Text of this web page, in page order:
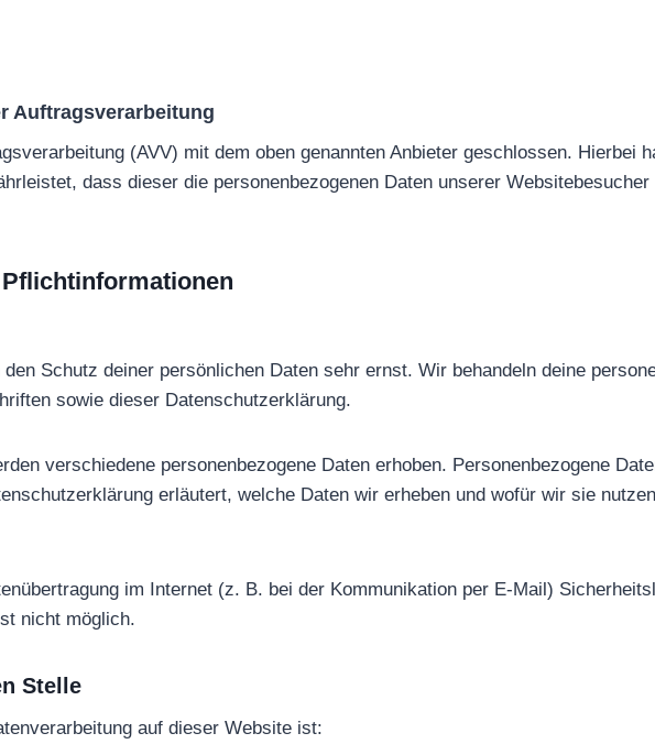
Auftragsverarbeitung
(AVV) mit dem oben genannten Anbieter geschlossen. Hierbei
dass dieser die personenbezogenen Daten unserer
Schutz deiner persönlichen Daten sehr ernst. Wir behandeln deine
sowie dieser Datenschutzerklärung.
verschiedene personenbezogene Daten erhoben. Personenbezogene
erläutert, welche Daten wir erheben und wofür wir sie
im Internet (z. B. bei der Kommunikation per E-Mail)
nicht möglich.
Stelle
auf dieser Website ist: